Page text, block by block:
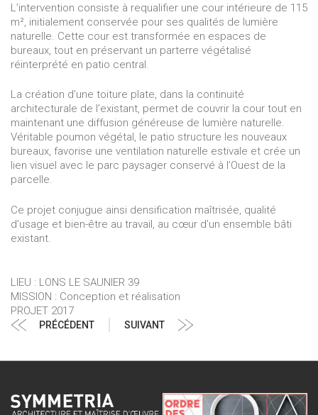
L’intervention consiste à requalifier une cour intérieure de 115
m², initialement conservée pour ses qualités de lumière
naturelle. Cette cour est transformée en espaces de
bureaux, tout en préservant un parterre végétalisé
réinterprété en patio central.
La création d’une toiture plate, dans la continuité
architecturale de l’existant, permet de couvrir la cour tout en
maintenant une diffusion généreuse de lumière naturelle.
Véritable poumon végétal, le patio structure les nouveaux
bureaux, favorise une ventilation naturelle estivale et crée un
lien visuel avec le parc paysager conservé à l’Ouest de la
parcelle.
Ce projet conjugue ainsi densification maîtrisée, qualité
d’usage et bien-être au travail, au cœur d’un ensemble bâti
existant.
LIEU : LONS LE SAUNIER 39
MISSION : Conception et réalisation
PROJET 2017
Navigation
Article
PRÉCÉDENT
Article
SUIVANT